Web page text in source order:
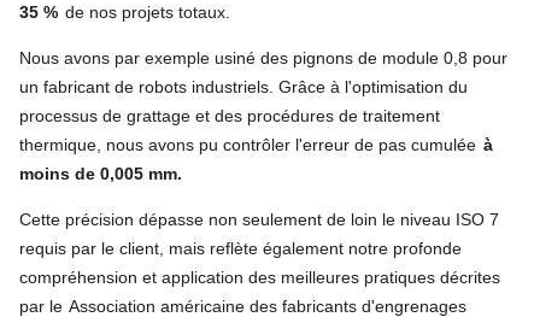
35 % de nos projets totaux.
Nous avons par exemple usiné des pignons de module 0,8 pour
un fabricant de robots industriels. Grâce à l'optimisation du
processus de grattage et des procédures de traitement
thermique, nous avons pu contrôler l'erreur de pas cumulée à
moins de 0,005 mm.
Cette précision dépasse non seulement de loin le niveau ISO 7
requis par le client, mais reflète également notre profonde
compréhension et application des meilleures pratiques décrites
par le Association américaine des fabricants d'engrenages